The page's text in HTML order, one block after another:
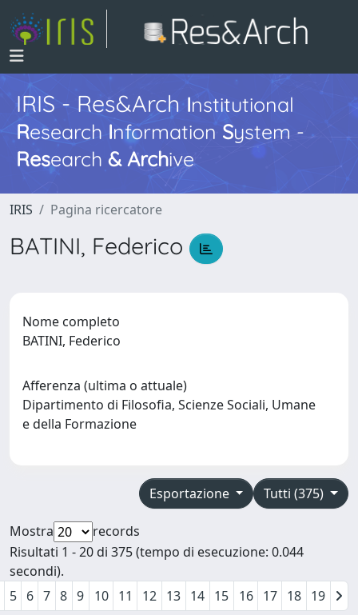
IRIS - Res&ArchInstitutional
Research InformationSystem -
Research & Archive
IRIS Pagina ricercatore
BATINI, Federico
Nome completo
BATINI, Federico
Afferenza (ultima o attuale)
Dipartimento di Filosofia, Scienze Sociali, Umane
e della Formazione
Tutti (375)
Esportazione
Mostra
records
Risultati 1 - 20 di 375 (tempo di esecuzione: 0.044
secondi).
5
6 7 8 9 10 11 12 13 14 15 16 17 18 19